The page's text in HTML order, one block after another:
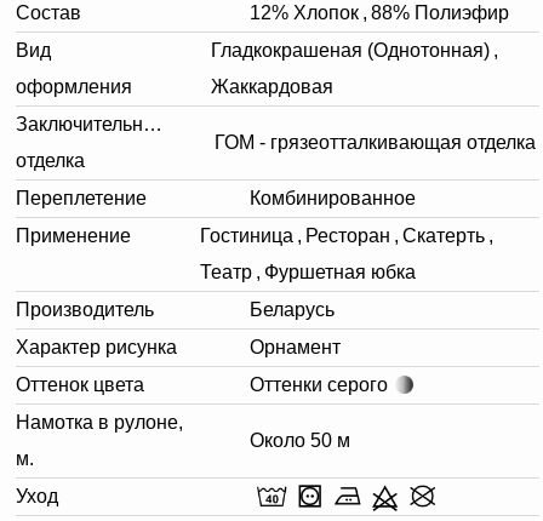
Состав
12% Хлопок , 88% Полиэфир
Вид
оформления
Гладкокрашеная (Однотонная) ,
Жаккардовая
Заключительная
отделка
ГОМ - грязеотталкивающая отделка
Переплетение
Комбинированное
Применение
Гостиница , Ресторан , Скатерть ,
Театр , Фуршетная юбка
Производитель
Беларусь
Характер рисунка
Орнамент
Оттенок цвета
Оттенки серого
Намотка в рулоне,
м.
Около 50 м
Уход